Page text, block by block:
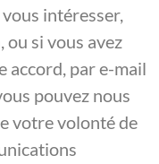
intéresser,
si vous avez
accord, par e-mail
pouvez nous
votre volonté de